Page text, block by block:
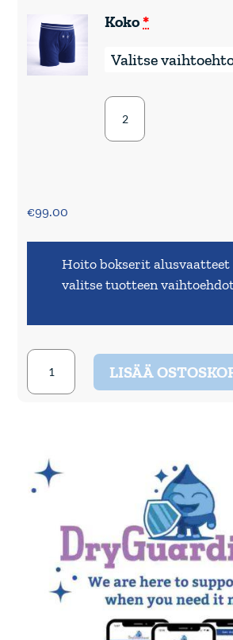
Koko(for
Pjama
DryGuardians
Alushousut
*
Pjama
DryGuardians
Alushousut
€99.00
Hoito bokserit alusvaatteet
valitse tuotteen
Pjama
DryGuardians
-
quantity
LISÄÄ